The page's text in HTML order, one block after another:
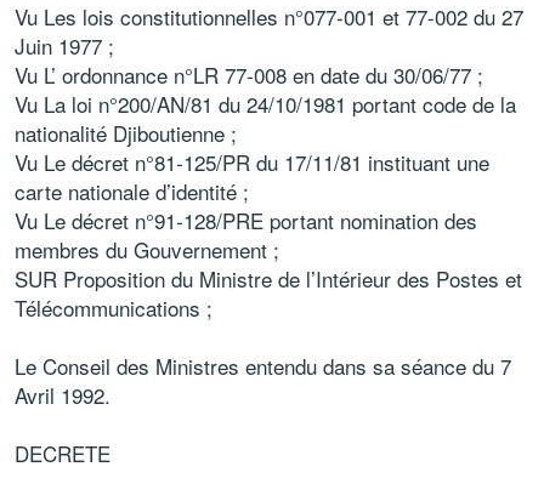
Vu Les lois constitutionnelles n°077‑001 et 77-002 du 27
Juin 1977 ;
Vu L’ ordonnance n°LR 77‑008 en date du 30/06/77 ;
Vu La loi n°200/AN/81 du 24/10/1981 portant code de la
nationalité Djiboutienne ;
Vu Le décret n°81‑125/PR du 17/11/81 instituant une
carte nationale d’identité ;
Vu Le décret n°91‑128/PRE portant nomination des
membres du Gouvernement ;
SUR Proposition du Ministre de l’Intérieur des Postes et
Télécommunications ;
Le Conseil des Ministres entendu dans sa séance du 7
Avril 1992.
DECRETE